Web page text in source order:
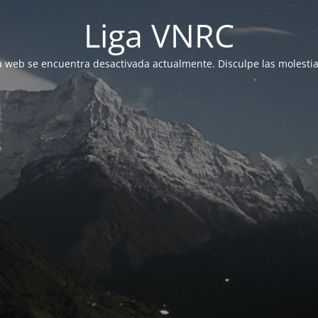
Liga VNRC
web se encuentra desactivada actualmente. Disculpe las